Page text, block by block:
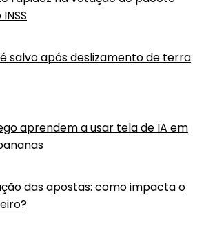
salvo após deslizamento de terra
aprendem a usar tela de IA em
das apostas: como impacta o